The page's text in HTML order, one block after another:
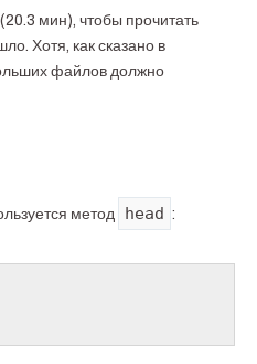
мин), чтобы прочитать
Хотя, как сказано в
файлов должно
метод head :